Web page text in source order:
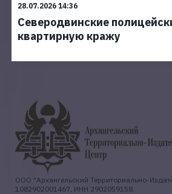
28.07.2026 14:36
Северодвинские
квартирную кражу
ООО "Архангельский Территориально-
1082902001467, ИНН 2902059158.